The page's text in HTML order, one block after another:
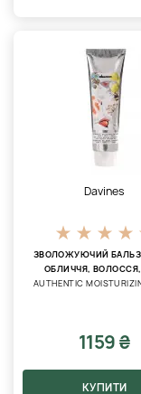
Davines
ЗВОЛОЖУЮЧИЙ
ОБЛИЧЧЯ, ВОЛОССЯ,
AUTHENTIC
1159 ₴
КУПИТИ